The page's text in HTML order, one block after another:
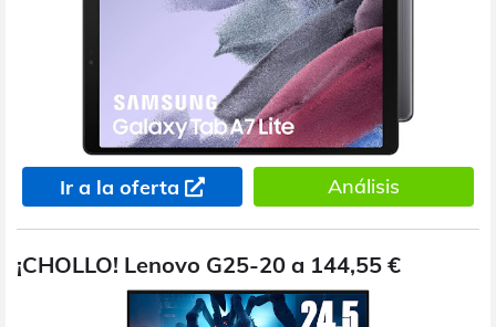
Ir a la oferta Análisis
¡CHOLLO! Lenovo G25-20 a 144,55 €